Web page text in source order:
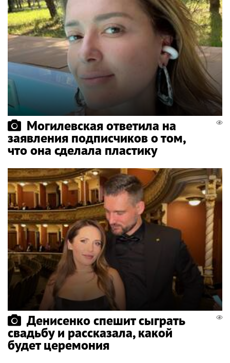
Могилевская ответила на
заявления подписчиков о том,
что она сделала пластику
Денисенко спешит сыграть
свадьбу и рассказала, какой
будет церемония